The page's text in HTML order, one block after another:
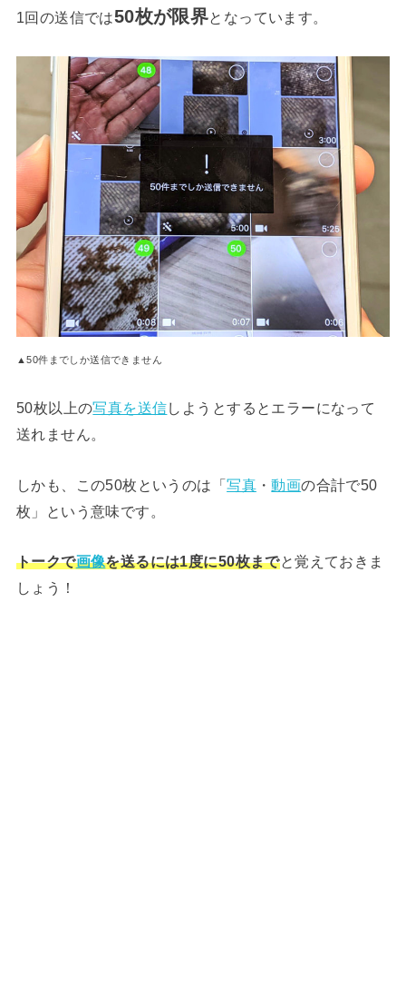
1回の送信では50枚が限界となっています。
▲50件までしか送信できません
50枚以上の写真を送信しようとするとエラーになって
送れません。
しかも、この50枚というのは「写真・動画の合計で50
枚」という意味です。
トークで画像を送るには1度に50枚までと覚えておきま
しょう！